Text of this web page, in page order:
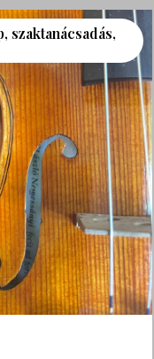
, szaktanácsadás,